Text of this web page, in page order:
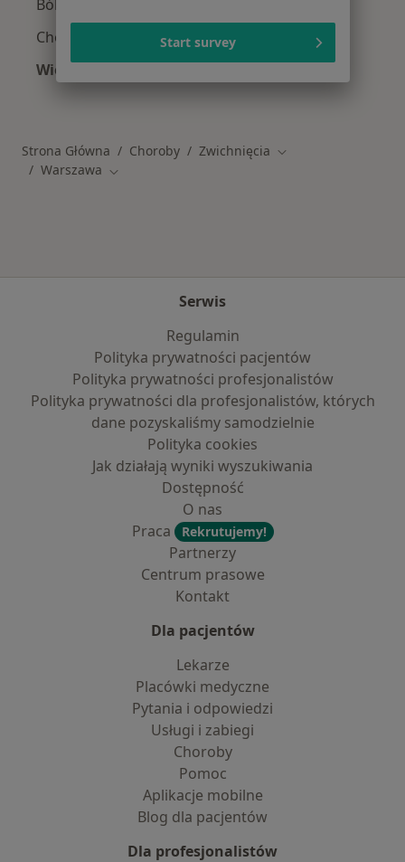
Ból barku w Warszawie
Choroby zwyrodnieniowe w Warszawie
Więcej (15)
Strona Główna Choroby Zwichnięcia Zmień miasto
Warszawa Zmień miasto
Serwis
Regulamin
Polityka prywatności pacjentów
Polityka prywatności profesjonalistów
Polityka prywatności dla profesjonalistów, których
dane pozyskaliśmy samodzielnie
Polityka cookies
Jak działają wyniki wyszukiwania
Dostępność
O nas
Praca
Rekrutujemy!
Partnerzy
Centrum prasowe
Kontakt
Dla pacjentów
Lekarze
Placówki medyczne
Pytania i odpowiedzi
Usługi i zabiegi
Choroby
Pomoc
Aplikacje mobilne
Blog dla pacjentów
Dla profesjonalistów
Start survey